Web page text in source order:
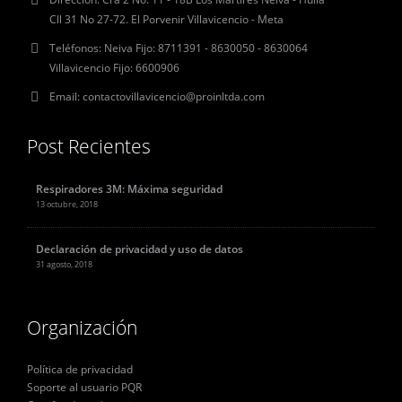
Cll 31 No 27-72. El Porvenir Villavicencio - Meta
Teléfonos: Neiva Fijo: 8711391 - 8630050 - 8630064
Villavicencio Fijo: 6600906
Email:contactovillavicencio@proinltda.com
Post Recientes
Respiradores 3M: Máxima seguridad
13 octubre, 2018
Declaración de privacidad y uso de datos
31 agosto, 2018
Organización
Política de privacidad
Soporte al usuario PQR